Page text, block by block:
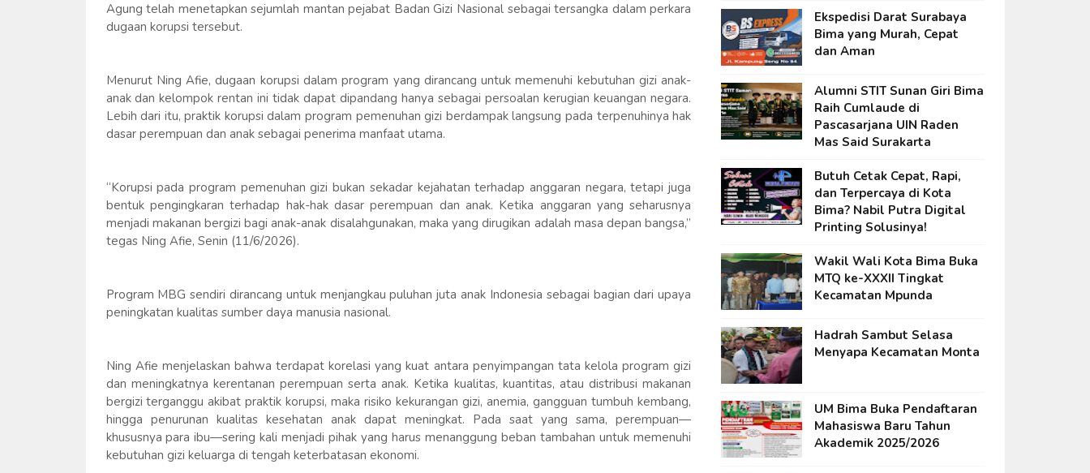
Agung telah menetapkan sejumlah mantan pejabat Badan Gizi Nasional sebagai tersangka dalam perkara
dugaan korupsi tersebut.
Menurut Ning Afie, dugaan korupsi dalam program yang dirancang untuk memenuhi kebutuhan gizi anak-
anak dan kelompok rentan ini tidak dapat dipandang hanya sebagai persoalan kerugian keuangan negara.
Lebih dari itu, praktik korupsi dalam program pemenuhan gizi berdampak langsung pada terpenuhinya hak
dasar perempuan dan anak sebagai penerima manfaat utama.
“Korupsi pada program pemenuhan gizi bukan sekadar kejahatan terhadap anggaran negara, tetapi juga
bentuk pengingkaran terhadap hak-hak dasar perempuan dan anak. Ketika anggaran yang seharusnya
menjadi makanan bergizi bagi anak-anak disalahgunakan, maka yang dirugikan adalah masa depan bangsa,”
tegas Ning Afie, Senin (11/6/2026).
Program MBG sendiri dirancang untuk menjangkau puluhan juta anak Indonesia sebagai bagian dari upaya
peningkatan kualitas sumber daya manusia nasional.
Ning Afie menjelaskan bahwa terdapat korelasi yang kuat antara penyimpangan tata kelola program gizi
dan meningkatnya kerentanan perempuan serta anak. Ketika kualitas, kuantitas, atau distribusi makanan
bergizi terganggu akibat praktik korupsi, maka risiko kekurangan gizi, anemia, gangguan tumbuh kembang,
hingga penurunan kualitas kesehatan anak dapat meningkat. Pada saat yang sama, perempuan—
khususnya para ibu—sering kali menjadi pihak yang harus menanggung beban tambahan untuk memenuhi
kebutuhan gizi keluarga di tengah keterbatasan ekonomi.
Ekspedisi Darat Surabaya
Bima yang Murah, Cepat
dan Aman
Alumni STIT Sunan Giri Bima
Raih Cumlaude di
Pascasarjana UIN Raden
Mas Said Surakarta
Butuh Cetak Cepat, Rapi,
dan Terpercaya di Kota
Bima? Nabil Putra Digital
Printing Solusinya!
Wakil Wali Kota Bima Buka
MTQ ke-XXXII Tingkat
Kecamatan Mpunda
Hadrah Sambut Selasa
Menyapa Kecamatan Monta
UM Bima Buka Pendaftaran
Mahasiswa Baru Tahun
Akademik 2025/2026